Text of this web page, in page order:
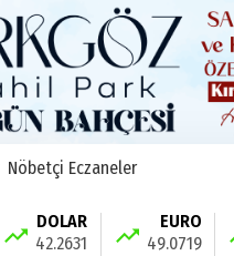
Nöbetçi Eczaneler
DOLAR
42.2631
EURO
49.0719